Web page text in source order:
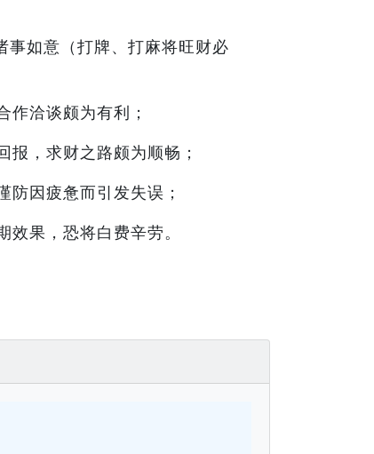
事如意（打牌、打麻将旺财必
洽谈颇为有利；
，求财之路颇为顺畅；
因疲惫而引发失误；
果，恐将白费辛劳。